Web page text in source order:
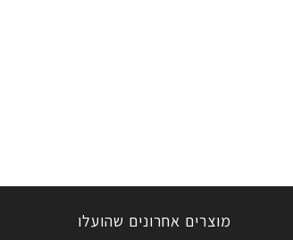
מוצרים אחרונים שהועלו